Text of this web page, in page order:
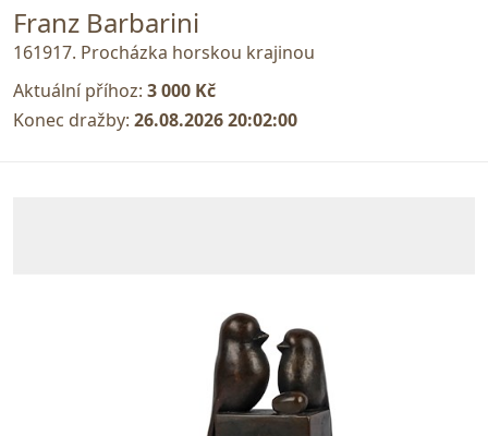
Franz Barbarini
161917. Procházka horskou krajinou
Aktuální příhoz: 3 000 Kč
Konec dražby: 26.08.2026 20:02:00